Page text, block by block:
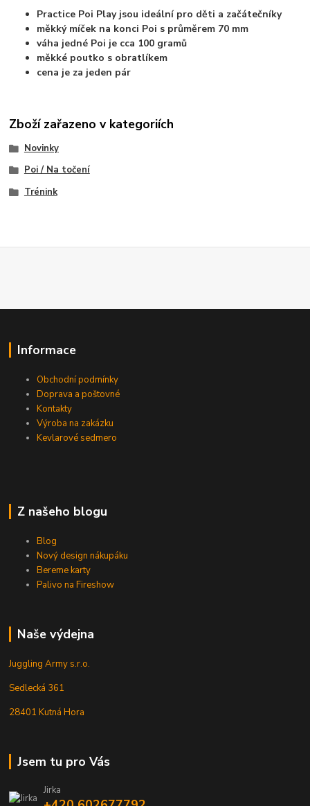
Practice Poi Play jsou ideální pro děti a začátečníky
měkký míček na konci Poi s průměrem 70 mm
váha jedné Poi je cca 100 gramů
měkké poutko s obratlíkem
cena je za jeden pár
Zboží zařazeno v kategoriích
Novinky
Poi / Na točení
Trénink
Informace
Obchodní podmínky
Doprava a poštovné
Kontakty
Výroba na zakázku
Kevlarové sedmero
Z našeho blogu
Blog
Nový design nákupáku
Bereme karty
Palivo na Fireshow
Naše výdejna
Juggling Army s.r.o.
Sedlecká 361
28401 Kutná Hora
Jsem tu pro Vás
Jirka